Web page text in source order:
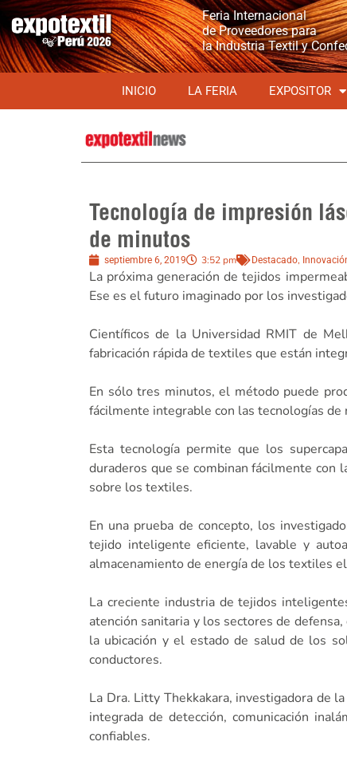
Feria Internacional
de Proveedores para
la Industria Textil y
INICIO LA FERIA EXPOSITOR
Tecnología de impresión
de minutos
septiembre 6, 2019 3:52 pm Destacado,
La próxima generación de tejidos
Ese es el futuro imaginado por los
Científicos de la Universidad RMIT de
fabricación rápida de textiles que están
En sólo tres minutos, el método puede
fácilmente integrable con las tecnologías de
Esta tecnología permite que los
duraderos que se combinan fácilmente con
sobre los textiles.
En una prueba de concepto, los
tejido inteligente eficiente, lavable y
almacenamiento de energía de los textiles
La creciente industria de tejidos
atención sanitaria y los sectores de
la ubicación y el estado de salud de los
conductores.
La Dra. Litty Thekkakara, investigadora de
integrada de detección, comunicación
confiables.